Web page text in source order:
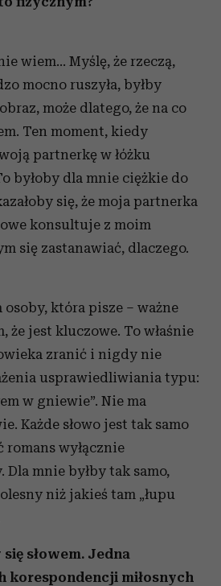
wiem… Myślę, że rzeczą,
mocno ruszyła, byłby
może dlatego, że na co
Ten moment, kiedy
partnerkę w łóżku
byłoby dla mnie ciężkie do
się, że moja partnerka
konsultuje z moim
się zastanawiać, dlaczego.
która pisze – ważne
że jest kluczowe. To właśnie
zranić i nigdy nie
usprawiedliwiania typu:
w gniewie”. Nie ma
Każde słowo jest tak samo
romans wyłącznie
mnie byłby tak samo,
niż jakieś tam „łupu
słowem. Jedna
korespondencji miłosnych